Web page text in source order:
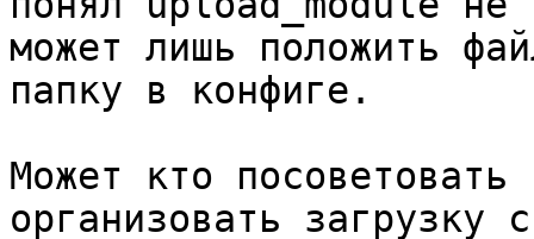
может лишь положить
папку в конфиге.
Может кто посоветовать
организовать загрузку